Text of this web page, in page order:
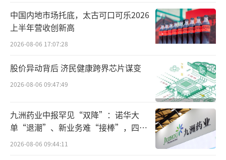
此次辞职风波还未获得宗馥莉本人的回
应，但就目前公开信息来看，其后续或许大概
率将退出娃哈哈重要管理岗位，而这对于娃哈
哈后续的战略规划和发展路线来说，或许也将
迎来新一轮变化。
（责任编辑：zx0600）
中国内地市场托底，太古可口可乐2026
上半年营收创新高
2026-08-06 17:07:28
股价异动背后 济民健康跨界芯片谋变
2026-08-06 09:47:49
九洲药业中报罕见“双降”：诺华大
单“退潮”、新业务难“接棒”，四大
难关待闯
2026-08-06 09:44:11